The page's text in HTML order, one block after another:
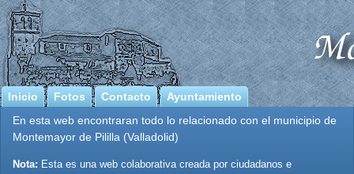
Inicio Fotos Contacto
Ayuntamiento
En esta web encontraran todo lo relacionado con el municipio de
Montemayor de Pililla (Valladolid)
Nota: Esta es una web colaborativa creada por ciudadanos e